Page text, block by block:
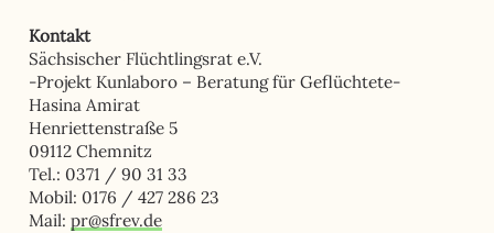
Kontakt
Sächsischer Flüchtlingsrat e.V.
-Projekt Kunlaboro – Beratung für Geflüchtete-
Hasina Amirat
Henriettenstraße 5
09112 Chemnitz
Tel.: 0371 / 90 31 33
Mobil: 0176 / 427 286 23
Mail: pr@sfrev.de